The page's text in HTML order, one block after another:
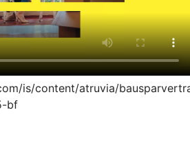
is/content/atruvia/
bf